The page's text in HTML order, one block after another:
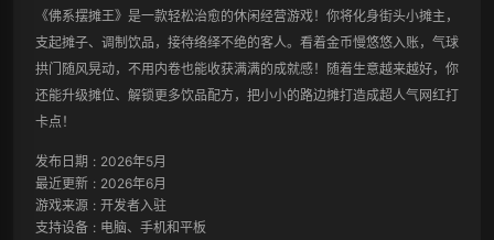
《佛系摆摊王》是一款轻松治愈的休闲经营游戏！你将化身街头小摊主，
支起摊子、调制饮品，接待络绎不绝的客人。看着金币慢悠悠入账，气球
拱门随风晃动，不用内卷也能收获满满的成就感！随着生意越来越好，你
还能升级摊位、解锁更多饮品配方，把小小的路边摊打造成超人气网红打
卡点！
发布日期 : 2026年5月
最近更新 : 2026年6月
游戏来源 : 开发者入驻
支持设备 : 电脑、手机和平板